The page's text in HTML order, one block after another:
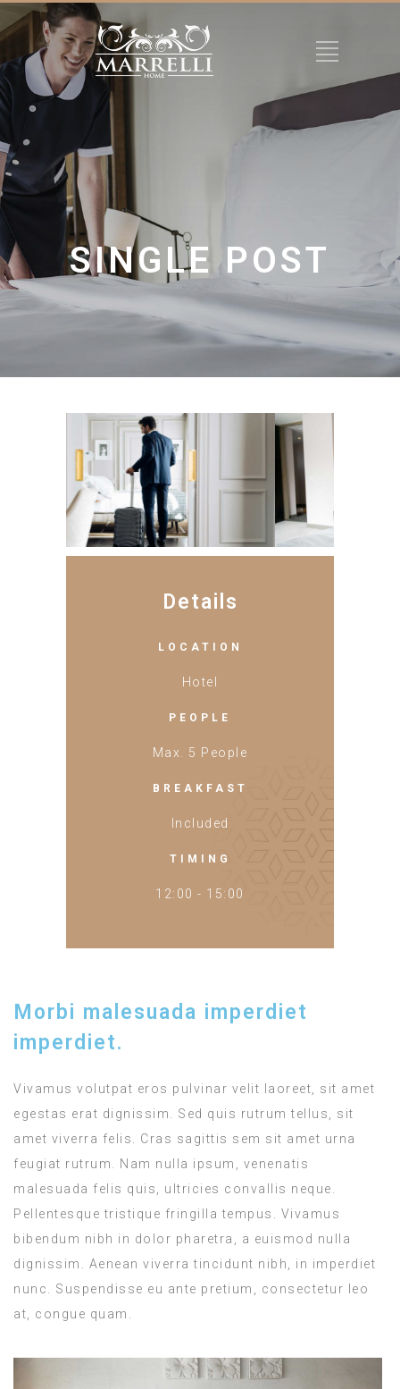
SINGLE POST
Details
LOCATION
Hotel
PEOPLE
Max. 5 People
BREAKFAST
Included
TIMING
12:00 - 15:00
Morbi malesuada imperdiet
imperdiet.
Vivamus volutpat eros pulvinar velit laoreet, sit amet
egestas erat dignissim. Sed quis rutrum tellus, sit
amet viverra felis. Cras sagittis sem sit amet urna
feugiat rutrum. Nam nulla ipsum, venenatis
malesuada felis quis, ultricies convallis neque.
Pellentesque tristique fringilla tempus. Vivamus
bibendum nibh in dolor pharetra, a euismod nulla
dignissim. Aenean viverra tincidunt nibh, in imperdiet
nunc. Suspendisse eu ante pretium, consectetur leo
at, congue quam.